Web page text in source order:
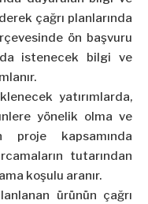
çağrı planlarında
ön başvuru
istenecek bilgi ve
yatırımlarda,
yönelik olma ve
proje kapsamında
tutarından
koşulu aranır.
ürünün çağrı